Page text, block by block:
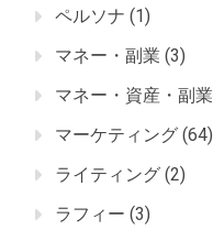
ペルソナ (1)
マネー・副業 (3)
マネー・資産・副業
マーケティング (64)
ライティング (2)
ラフィー (3)